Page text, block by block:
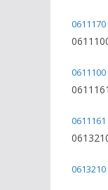
0611170
0611100
0611161
0613210